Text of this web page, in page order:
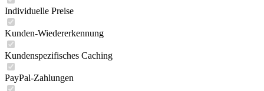
Individuelle Preise
Kunden-Wiedererkennung
Kundenspezifisches Caching
PayPal-Zahlungen